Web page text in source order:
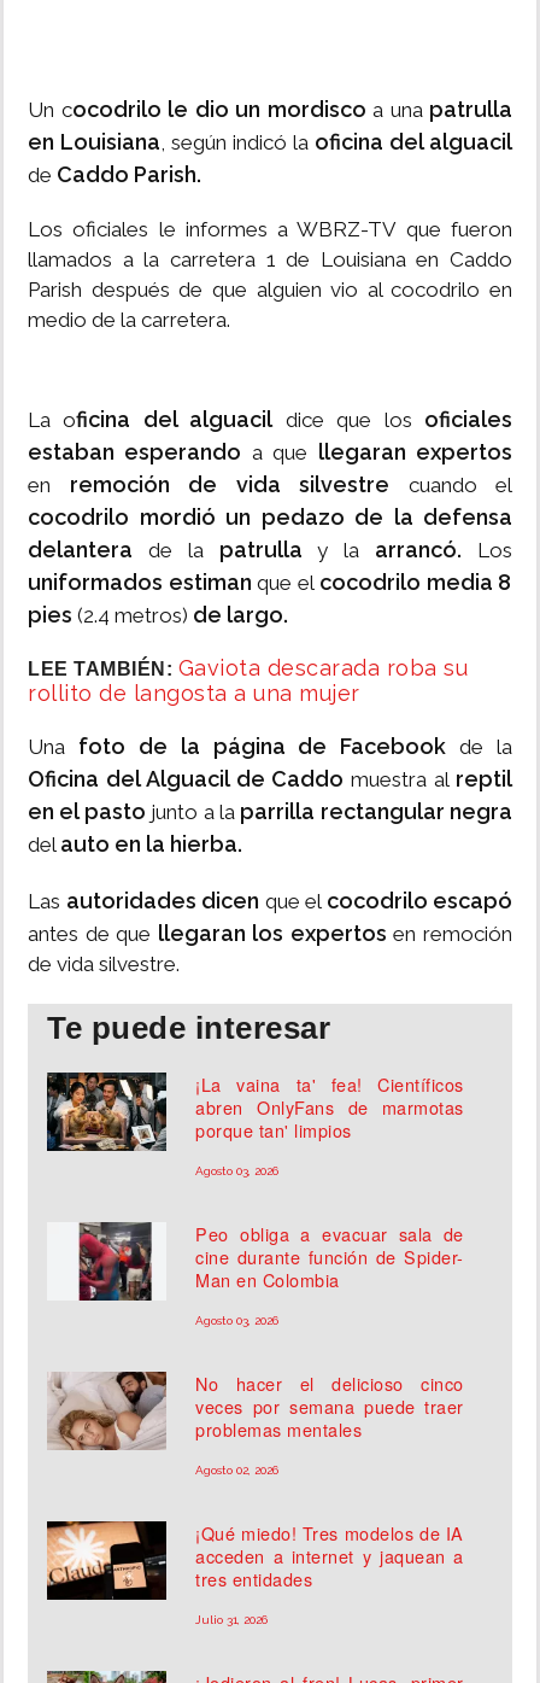
Un cocodrilo le dio un mordisco a una patrulla
en Louisiana, según indicó la oficina del alguacil
de Caddo Parish.
Los oficiales le informes a WBRZ-TV que fueron
llamados a la carretera 1 de Louisiana en Caddo
Parish después de que alguien vio al cocodrilo en
medio de la carretera.
La oficina del alguacildice que los oficiales
estaban esperando a que llegaran expertos
en remoción de vida silvestre cuando el
cocodrilo mordió un pedazo de la defensa
delantera de la patrullay la arrancó. Los
uniformados estimanque el cocodrilo media 8
pies (2.4 metros) de largo.
LEE TAMBIÉN: Gaviota descarada roba su
rollito de langosta a una mujer
Una foto de la página de Facebook de la
Oficina del Alguacil de Caddomuestra al reptil
en el pasto junto a la parrilla rectangular negra
del auto en la hierba.
Las autoridades dicen que el cocodrilo escapó
antes de que llegaran los expertos en remoción
de vida silvestre.
Te puede interesar
¡La vaina ta' fea! Científicos
abren OnlyFans de marmotas
porque tan' limpios
Agosto 03, 2026
Peo obliga a evacuar sala de
cine durante función de Spider-
Man en Colombia
Agosto 03, 2026
No hacer el delicioso cinco
veces por semana puede traer
problemas mentales
Agosto 02, 2026
¡Qué miedo! Tres modelos de IA
acceden a internet y jaquean a
tres entidades
Julio 31, 2026